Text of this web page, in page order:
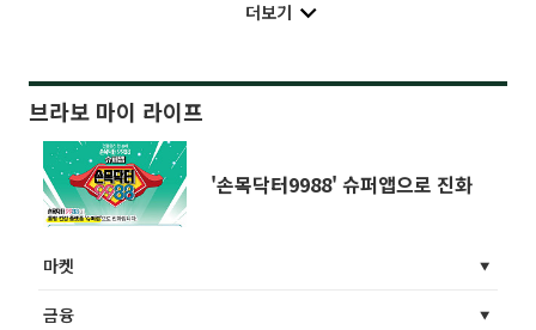
더보기
브라보 마이 라이프
'손목닥터9988' 슈퍼앱으로 진화
마켓
금융